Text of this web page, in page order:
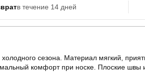
в течение 14 дней
сезона. Материал мягкий,
комфорт при носке. Плоские швы